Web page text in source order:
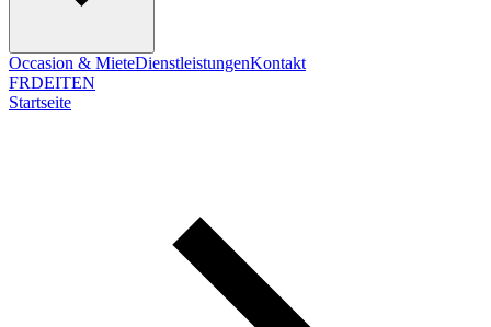
Occasion & MieteDienstleistungenKontakt
FRDEITEN
Startseite